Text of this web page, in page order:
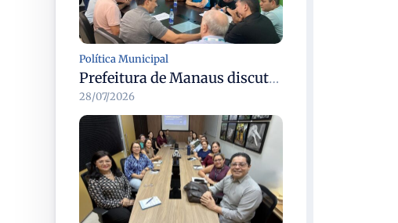
Política Municipal
Prefeitura de Manaus discute modernização do transporte complementar e renovação da frota com cooperativas
28/07/2026